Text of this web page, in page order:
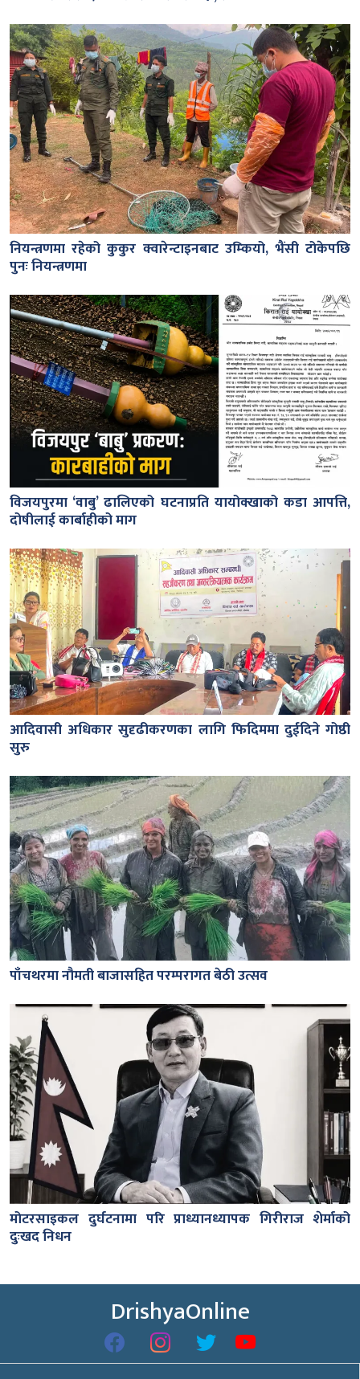
नियन्त्रणमा रहेको कुकुर क्वारेन्टाइनबाट उम्कियो, भैंसी टोकेपछि
पुनः नियन्त्रणमा
विजयपुरमा ‘वाबु’ ढालिएको घटनाप्रति यायोक्खाको कडा आपत्ति,
दोषीलाई कार्बाहीको माग
आदिवासी अधिकार सुदृढीकरणका लागि फिदिममा दुईदिने गोष्ठी
सुरु
पाँचथरमा नौमती बाजासहित परम्परागत बेठी उत्सव
मोटरसाइकल दुर्घटनामा परि प्राध्यानध्यापक गिरीराज शेर्माको
दुःखद निधन
DrishyaOnline